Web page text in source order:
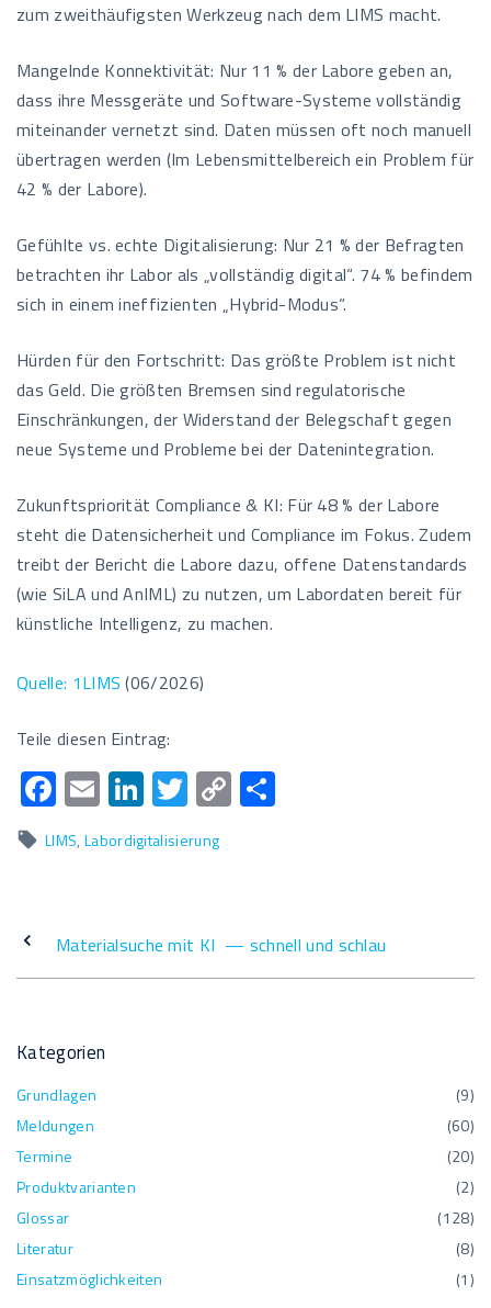
zum zweithäufigsten Werkzeug nach dem LIMS macht.
Mangelnde Konnektivität: Nur 11 % der Labore geben an,
dass ihre Messgeräte und Software-Systeme vollständig
miteinander vernetzt sind. Daten müssen oft noch manuell
übertragen werden (Im Lebensmittelbereich ein Problem für
42 % der Labore).
Gefühlte vs. echte Digitalisierung: Nur 21 % der Befragten
betrachten ihr Labor als „vollständig digital“. 74 % befindem
sich in einem ineffizienten „Hybrid-Modus“.
Hürden für den Fortschritt: Das größte Problem ist nicht
das Geld. Die größten Bremsen sind regulatorische
Einschränkungen, der Widerstand der Belegschaft gegen
neue Systeme und Probleme bei der Datenintegration.
Zukunftspriorität Compliance & KI: Für 48 % der Labore
steht die Datensicherheit und Compliance im Fokus. Zudem
treibt der Bericht die Labore dazu, offene Datenstandards
(wie SiLA und AnIML) zu nutzen, um Labordaten bereit für
künstliche Intelligenz, zu machen.
Quelle: 1LIMS (06/2026)
Teile diesen Eintrag:
F
ac
e
o
o
E
m
ail
Li
n
k
dI
n
T
wi
tt
C
o
Li
n
LIMS Labordigitalisierung
Materialsuche mit KI — schnell und schlau
Kategorien
(9)
Grundlagen
(60)
Meldungen
(20)
Termine
(2)
Produktvarianten
(128)
Glossar
(8)
Literatur
(1)
Einsatzmöglichkeiten